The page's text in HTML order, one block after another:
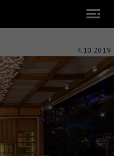
4.10.2019